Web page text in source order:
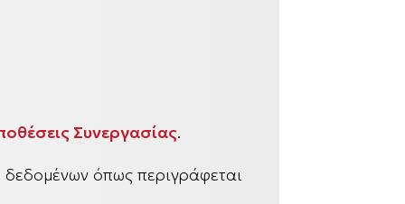
Συνεργασίας.
όπως περιγράφεται